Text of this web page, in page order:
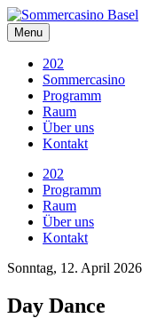
Skip
to
content
Menu
202
Sommercasino
Programm
Raum
Über uns
Kontakt
202
Programm
Raum
Über uns
Kontakt
Sonntag, 12. April 2026
Day Dance